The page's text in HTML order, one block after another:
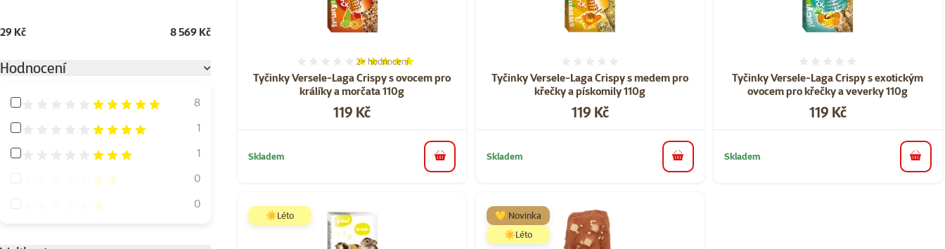
29 Kč 8 569 Kč
Hodnocení
Hodnocení 100%
8
Hodnocení 80%
1
Hodnocení 60%
1
Hodnocení 40%
0
Hodnocení 20%
0
Tyčinky Versele-Laga Crispy s ovocem pro
králíky a morčata 110g
Hodnocení 100%, počet hodnocení: 2
2× hodnocení
Cena
119 Kč
Skladem do košíku
Tyčinky Versele-Laga Crispy s medem pro
křečky a pískomily 110g
Cena
119 Kč
Skladem do košíku
Tyčinky Versele-Laga Crispy s exotickým
ovocem pro křečky a veverky 110g
Cena
119 Kč
Skladem do
☀️Léto
💛 Novinka
☀️Léto